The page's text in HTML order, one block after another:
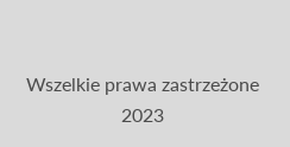
Wszelkie prawa zastrzeżone
2023